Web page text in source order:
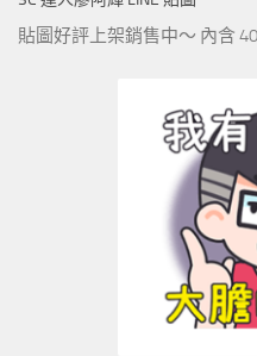
貼圖好評上架銷售中～ 內含